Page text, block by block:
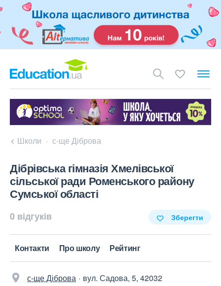
Школи с-ще Діброва
Дібрівська гімназія Хмелівської
сільської ради Роменського району
Сумської області
0 відгуків Зберегти
Контакти Про школу Рейтинг
с-ще Діброва
вул. Садова, 5, 42032